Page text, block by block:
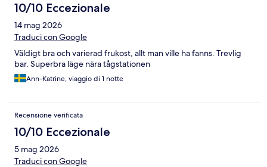
10/10 Eccezionale
14 mag 2026
Traduci con Google
Väldigt bra och varierad frukost, allt man ville ha fanns. Trevlig
bar. Superbra läge nära tågstationen
Ann-Katrine, viaggio di 1 notte
Recensione verificata
10/10 Eccezionale
5 mag 2026
Traduci con Google